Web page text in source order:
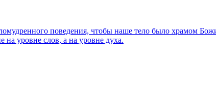
поведения, чтобы наше тело было храмом
на уровне слов, а на уровне духа.